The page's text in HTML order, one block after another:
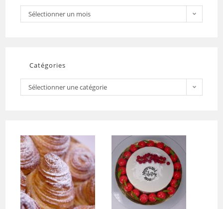
Sélectionner un mois
Catégories
Sélectionner une catégorie